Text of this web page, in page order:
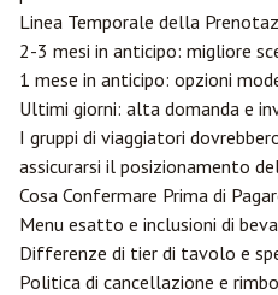
Linea Temporale della
2-3 mesi in anticipo: migliore
1 mese in anticipo: opzioni
Ultimi giorni: alta domanda e
I gruppi di viaggiatori
assicurarsi il posizionamento
Cosa Confermare Prima di
Menu esatto e inclusioni di
Differenze di tier di tavolo e
Politica di cancellazione e